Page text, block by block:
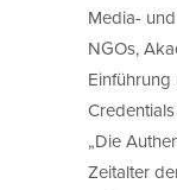
Media-
NGOs,
„Die
Zeitalter